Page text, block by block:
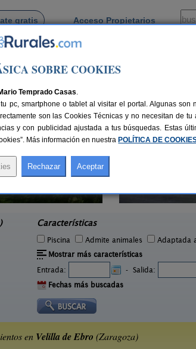
gratis Acceso Propietarios
Curva
Características
Piscina Admite animales
Adaptada
Mostrar más características
Entrada:
- Salida:
Fechas más buscadas
en Velilla de Ebro (Zaragoza)
SOBRE COOKIES
Temprado Casas.
smartphone o tablet al visitar el portal. Algunas son
son las Cookies Técnicas y no necesitan de tu
y con publicidad ajustada a tus búsquedas. Estas
Más información en nuestra POLÍTICA DE